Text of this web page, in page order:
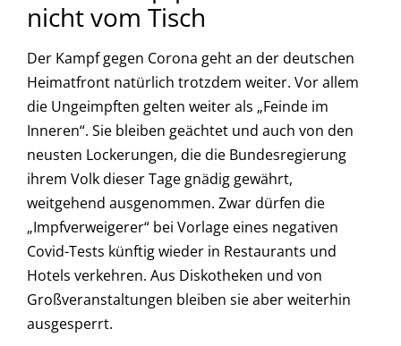
nicht vom Tisch
Der Kampf gegen Corona geht an der deutschen
Heimatfront natürlich trotzdem weiter. Vor allem
die Ungeimpften gelten weiter als „Feinde im
Inneren“. Sie bleiben geächtet und auch von den
neusten Lockerungen, die die Bundesregierung
ihrem Volk dieser Tage gnädig gewährt,
weitgehend ausgenommen. Zwar dürfen die
„Impfverweigerer“ bei Vorlage eines negativen
Covid-Tests künftig wieder in Restaurants und
Hotels verkehren. Aus Diskotheken und von
Großveranstaltungen bleiben sie aber weiterhin
ausgesperrt.